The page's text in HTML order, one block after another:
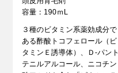
容量：190ｍL
３種のビタミン系薬効成分で
ある酢酸トコフェロール（ビ
タミンＥ誘導体）、Ｄ-パント
テニルアルコール、ニコチン